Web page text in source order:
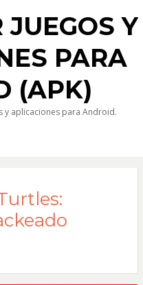
JUEGOS Y
PARA
(APK)
y aplicaciones para Android.